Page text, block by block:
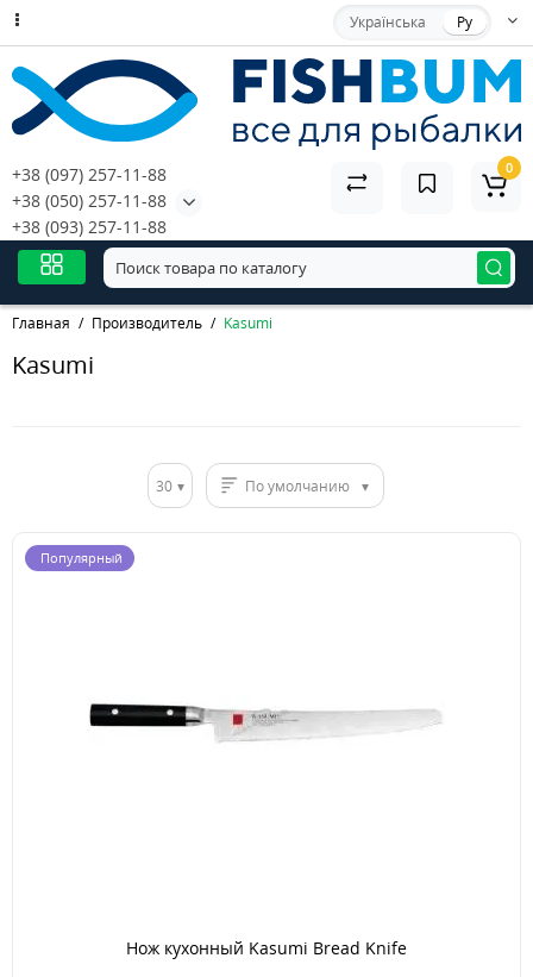
Українська Ру
+38 (097) 257-11-88
+38 (050) 257-11-88
+38 (093) 257-11-88
0
Главная Производитель Kasumi
Kasumi
30 По умолчанию
Популярный
Нож кухонный Kasumi Bread Knife